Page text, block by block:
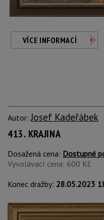
VÍCE INFORMACÍ
Autor:Josef Kadeřábek
413. KRAJINA
Dosažená cena: Dostupné
Vyvolávací cena: 600 Kč
Konec dražby: 28.05.2023